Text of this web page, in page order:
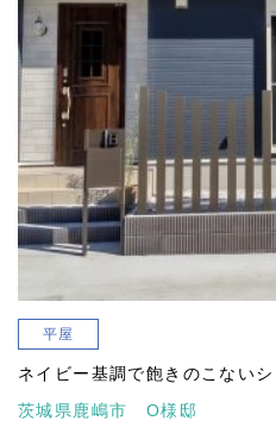
平屋
ネイビー基調で飽きのこない
茨城県鹿嶋市 O様邸